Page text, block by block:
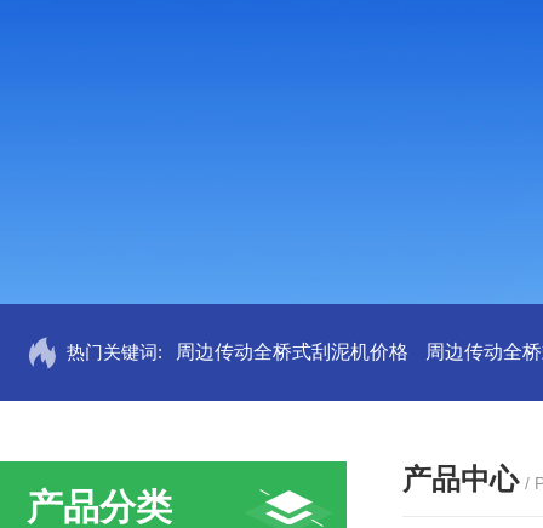
热门关键词: 周边传动全桥式刮泥机价格 周边传动全
产品分类
产品中心 /